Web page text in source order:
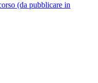
(da pubblicare in